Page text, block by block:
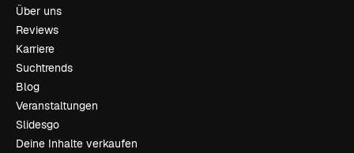
Über uns
Reviews
Karriere
Suchtrends
Blog
Veranstaltungen
Slidesgo
Deine Inhalte verkaufen